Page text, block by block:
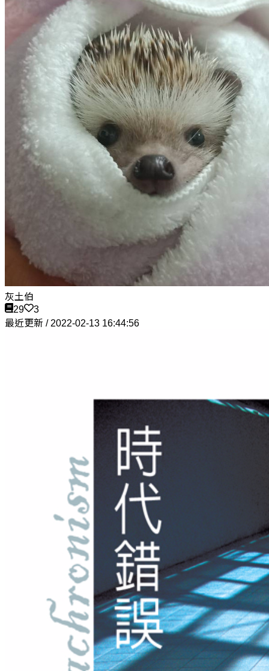
灰土伯
29
3
最近更新 / 2022-02-13 16:44:56